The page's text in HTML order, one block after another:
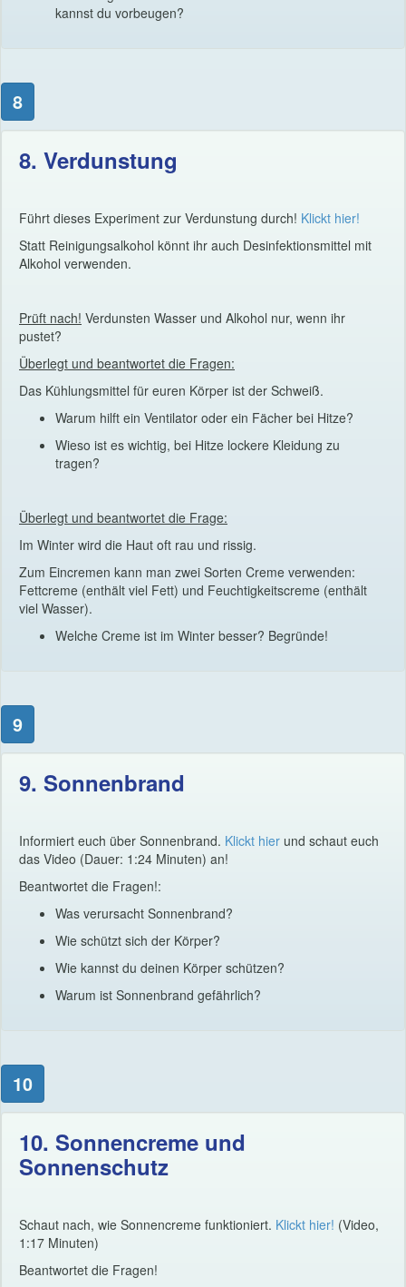
kannst du vorbeugen?
8
8. Verdunstung
Führt dieses Experiment zur Verdunstung durch! Klickt hier!
Statt Reinigungsalkohol könnt ihr auch Desinfektionsmittel mit
Alkohol verwenden.
Prüft nach! Verdunsten Wasser und Alkohol nur, wenn ihr
pustet?
Überlegt und beantwortet die Fragen:
Das Kühlungsmittel für euren Körper ist der Schweiß.
Warum hilft ein Ventilator oder ein Fächer bei Hitze?
Wieso ist es wichtig, bei Hitze lockere Kleidung zu
tragen?
Überlegt und beantwortet die Frage:
Im Winter wird die Haut oft rau und rissig.
Zum Eincremen kann man zwei Sorten Creme verwenden:
Fettcreme (enthält viel Fett) und Feuchtigkeitscreme (enthält
viel Wasser).
Welche Creme ist im Winter besser? Begründe!
9
9. Sonnenbrand
Informiert euch über Sonnenbrand. Klickt hier und schaut euch
das Video (Dauer: 1:24 Minuten) an!
Beantwortet die Fragen!:
Was verursacht Sonnenbrand?
Wie schützt sich der Körper?
Wie kannst du deinen Körper schützen?
Warum ist Sonnenbrand gefährlich?
10
10. Sonnencreme und
Sonnenschutz
Schaut nach, wie Sonnencreme funktioniert. Klickt hier! (Video,
1:17 Minuten)
Beantwortet die Fragen!